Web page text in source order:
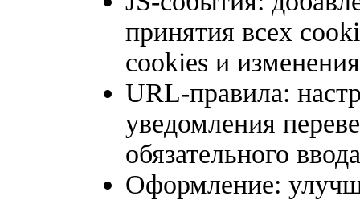
принятия всех
cookies и
URL-правила:
уведомления
обязательного
Оформление: